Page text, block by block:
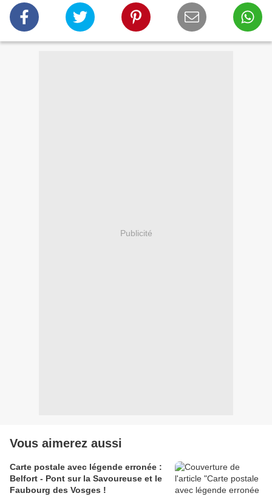
Publicité
Vous aimerez aussi
Carte postale avec légende erronée :
Belfort - Pont sur la Savoureuse et le
Faubourg des Vosges !